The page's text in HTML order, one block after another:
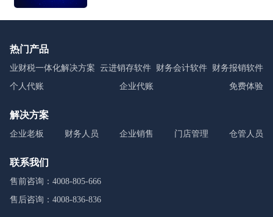
热门产品
业财税一体化解决方案 云进销存软件 财务会计软件 财务报销软件
个人代账
企业代账 免费体验
解决方案
企业老板 财务人员 企业销售 门店管理 仓管人员
联系我们
售前咨询：4008-805-666
售后咨询：4008-836-836